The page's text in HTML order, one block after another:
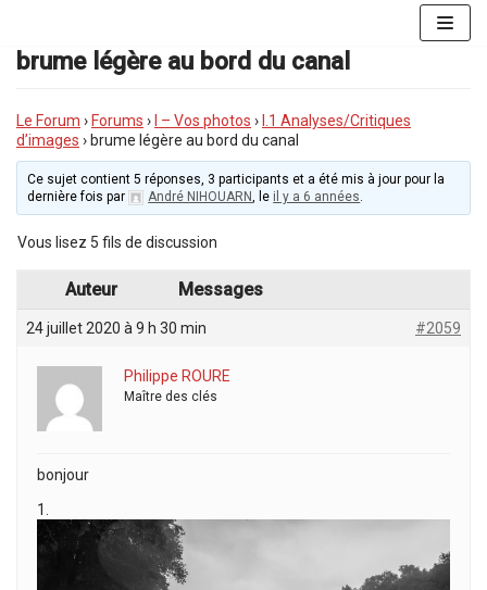
contenu
brume légère au bord du canal
Le Forum › Forums › I – Vos photos ›
I.1 Analyses/Critiques
d’images › brume légère au bord du canal
Ce sujet contient 5 réponses, 3 participants et a été mis à jour pour la
dernière fois par
André NIHOUARN, le il y a 6 années.
Vous lisez 5 fils de discussion
Auteur Messages
24 juillet 2020 à 9 h 30 min #2059
Philippe ROURE
Maître des clés
bonjour
1.